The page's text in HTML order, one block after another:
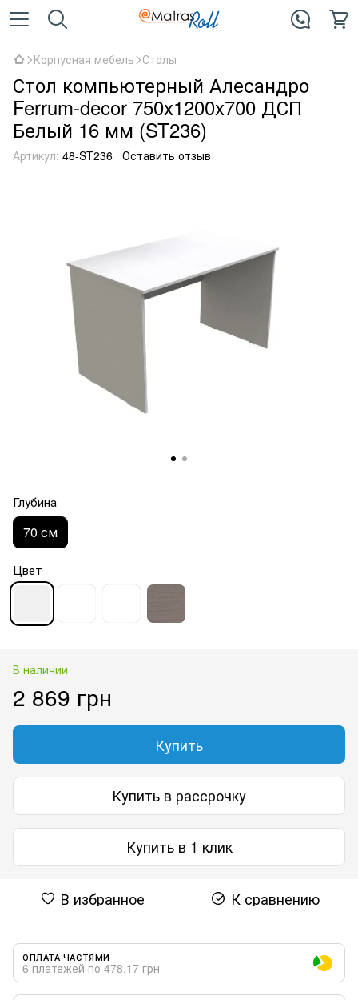
Корпусная мебель Столы
Стол компьютерный Алесандро
Ferrum-decor 750x1200x700 ДСП
Белый 16 мм (ST236)
Артикул: 48-ST236 Оставить отзыв
Глубина
70 см
Цвет
В наличии
2 869 грн
Купить
Купить в рассрочку
Купить в 1 клик
В избранное К сравнению
ОПЛАТА ЧАСТЯМИ
6 платежей по 478.17 грн